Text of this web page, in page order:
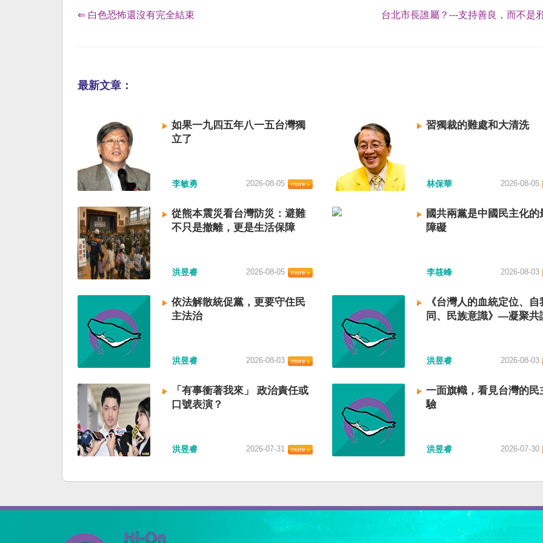
⇐ 白色恐怖還沒有完全結束 台北市長誰屬？---支持善良，而不是
最新文章：
如果一九四五年八一五台灣獨
立了
李敏勇 2026-08-05
習獨裁的難處和大清洗
林保華 2026-08-05
從熊本震災看台灣防災：避難
不只是撤離，更是生活保障
洪昱睿 2026-08-05
國共兩黨是中國民主化的
障礙
李筱峰 2026-08-03
依法解散統促黨，更要守住民
主法治
洪昱睿 2026-08-03
《台灣人的血統定位、自
同、民族意識》—凝聚共
洪昱睿 2026-08-03
「有事衝著我來」 政治責任或
口號表演？
洪昱睿 2026-07-31
一面旗幟，看見台灣的民
驗
洪昱睿 2026-07-30